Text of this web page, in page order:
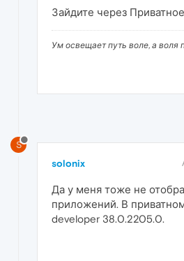
Зайдите через
Ум освещает путь воле, а воля
S
solonix
Да у меня тоже не
приложений. В
developer 38.0.2205.0.